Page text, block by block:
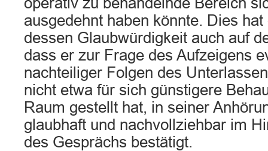
ausgedehnt haben könnte. Dies
dessen Glaubwürdigkeit auch auf
dass er zur Frage des Aufzeigens
nachteiliger Folgen des
nicht etwa für sich günstigere
Raum gestellt hat, in seiner
glaubhaft und nachvollziehbar im
des Gesprächs bestätigt.